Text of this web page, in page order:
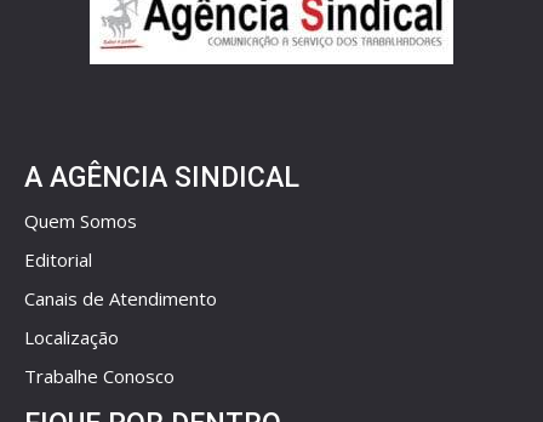
A AGÊNCIA SINDICAL
Quem Somos
Editorial
Canais de Atendimento
Localização
Trabalhe Conosco